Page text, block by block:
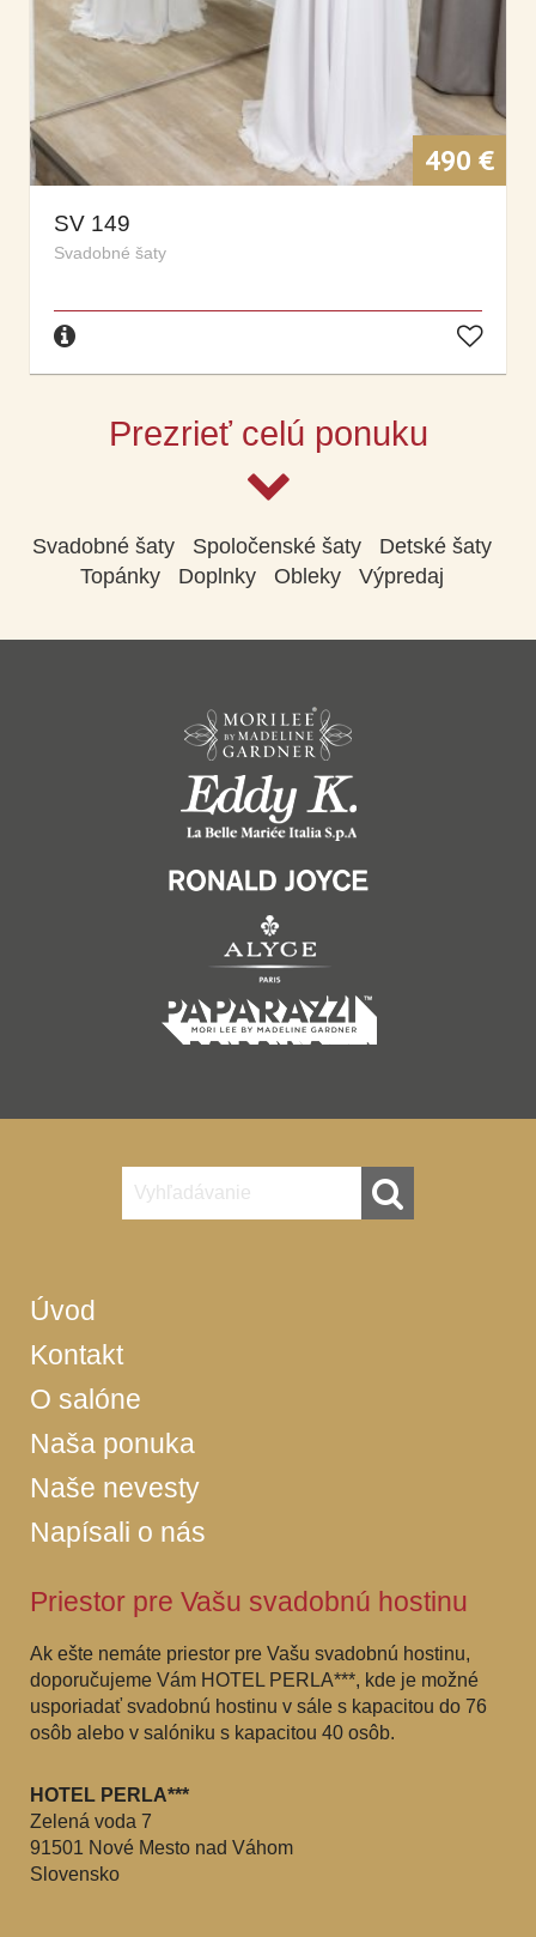
490 €
SV 149
Svadobné šaty
Prezrieť celú ponuku
Svadobné šaty Spoločenské šaty
Detské šaty
Topánky
Doplnky Obleky Výpredaj
Úvod
Kontakt
O salóne
Naša ponuka
Naše nevesty
Napísali o nás
Priestor pre Vašu svadobnú hostinu
Ak ešte nemáte priestor pre Vašu svadobnú hostinu,
doporučujeme Vám HOTEL PERLA***, kde je možné
usporiadať svadobnú hostinu v sále s kapacitou do 76
osôb alebo v salóniku s kapacitou 40 osôb.
HOTEL PERLA***
Zelená voda 7
91501 Nové Mesto nad Váhom
Slovensko